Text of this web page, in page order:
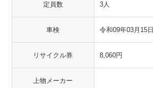
定員数 3人
車検 令和09年03月15日
リサイクル券 8,060円
上物メーカー